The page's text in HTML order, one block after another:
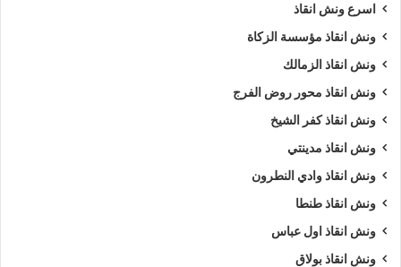
اسرع ونش انقاذ
ونش انقاذ مؤسسة الزكاة
ونش انقاذ الزمالك
ونش انقاذ محور روض الفرج
ونش انقاذ كفر الشيخ
ونش انقاذ مدينتي
ونش انقاذ وادي النطرون
ونش انقاذ طنطا
ونش انقاذ اول عباس
ونش انقاذ بولاق